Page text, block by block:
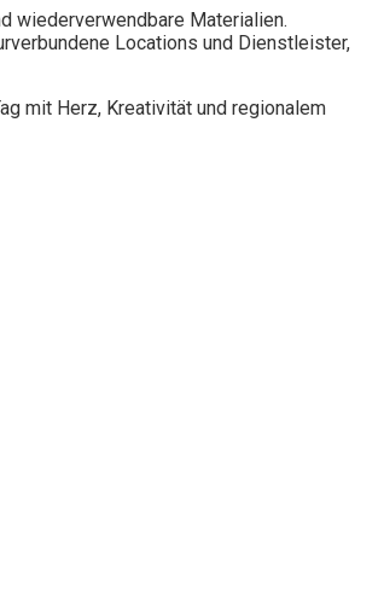
wiederverwendbare Materialien.
Locations und Dienstleister,
mit Herz, Kreativität und regionalem